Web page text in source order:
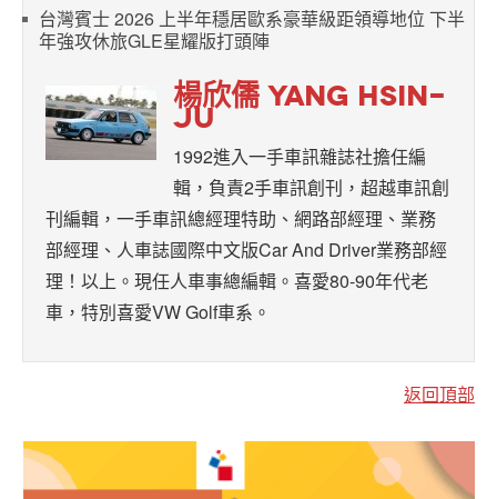
台灣賓士 2026 上半年穩居歐系豪華級距領導地位 下半
年強攻休旅GLE星耀版打頭陣
楊欣儒 YANG HSIN-
JU
1992進入一手車訊雜誌社擔任編
輯，負責2手車訊創刊，超越車訊創
刊編輯，一手車訊總經理特助、網路部經理、業務
部經理、人車誌國際中文版Car And Driver業務部經
理！以上。現任人車事總編輯。喜愛80-90年代老
車，特別喜愛VW Golf車系。
返回頂部